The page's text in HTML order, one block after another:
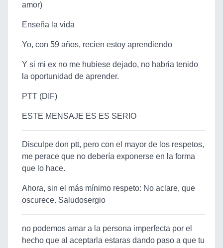
amor)
Enseña la vida
Yo, con 59 años, recien estoy aprendiendo
Y si mi ex no me hubiese dejado, no habria tenido
la oportunidad de aprender.
PTT (DIF)
ESTE MENSAJE ES ES SERIO
Disculpe don ptt, pero con el mayor de los respetos,
me perace que no debería exponerse en la forma
que lo hace.
Ahora, sin el más mínimo respeto: No aclare, que
oscurece. Saludosergio
no podemos amar a la persona imperfecta por el
hecho que al aceptarla estaras dando paso a que tu